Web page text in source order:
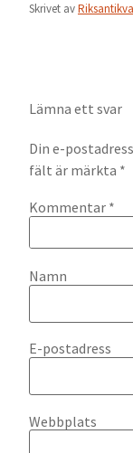
Skrivet av
Lämna ett svar
Din e-
fält är märkta *
Kommentar *
Namn
E-postadress
Webbplats